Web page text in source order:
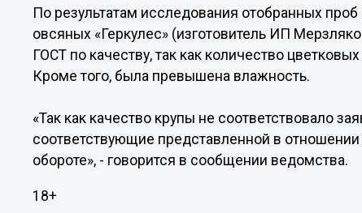
По результатам исследования отобранных
овсяных «Геркулес» (изготовитель ИП
ГОСТ по качеству, так как количество
Кроме того, была превышена влажность.
«Так как качество крупы не соответствовало
соответствующие представленной в
обороте», - говорится в сообщении ведомства.
18+